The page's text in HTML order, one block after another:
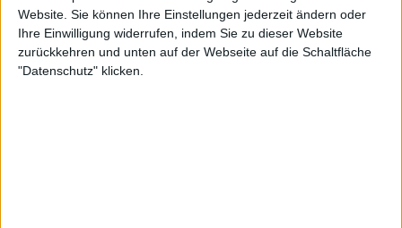
Website. Sie können Ihre Einstellungen jederzeit ändern oder
Ihre Einwilligung widerrufen, indem Sie zu dieser Website
zurückkehren und unten auf der Webseite auf die Schaltfläche
"Datenschutz" klicken.